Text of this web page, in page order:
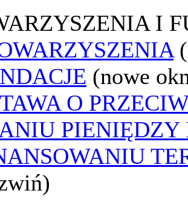
I
(nowe
O
PIENIĘDZY